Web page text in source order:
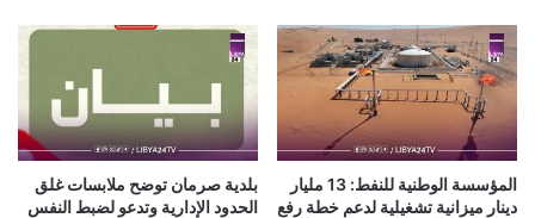
المؤسسة الوطنية للنفط: 13 مليار
دينار ميزانية تشغيلية لدعم خطة رفع
بلدية صرمان توضح ملابسات غلق
الحدود الإدارية وتدعو لضبط النفس